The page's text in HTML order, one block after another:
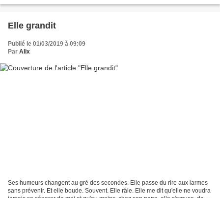
Elle grandit
Publié le 01/03/2019 à 09:09
Par Alix
Ses humeurs changent au gré des secondes. Elle passe du rire aux larmes
sans prévenir. Et elle boude. Souvent. Elle râle. Elle me dit qu'elle ne voudra